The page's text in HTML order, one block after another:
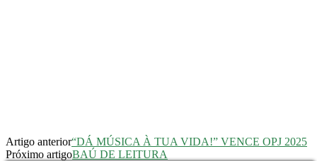
Artigo anterior“DÁ MÚSICA À TUA VIDA!” VENCE OPJ 2025
Próximo artigoBAÚ DE LEITURA